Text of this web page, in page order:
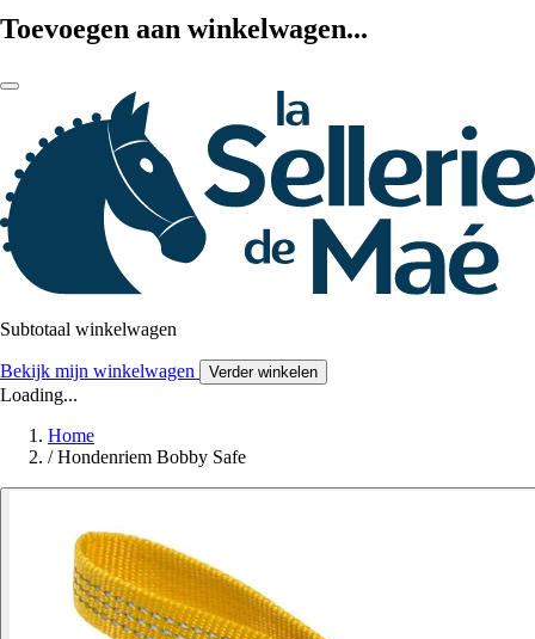
Toevoegen aan winkelwagen...
Subtotaal winkelwagen
Bekijk mijn winkelwagen Verder winkelen
Loading...
Home
/ Hondenriem Bobby Safe